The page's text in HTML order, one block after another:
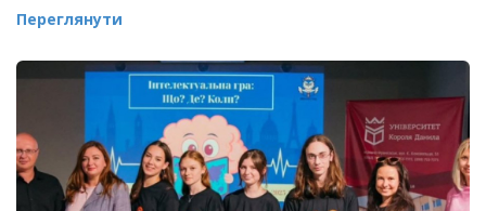
Переглянути